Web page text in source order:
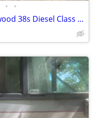
• •
ALL TRADES CONSIDERED Fleetwood 38s Diesel Class A RV - MAKE OFFER